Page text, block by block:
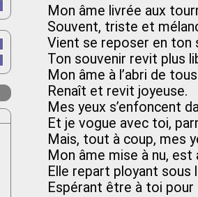
Mon âme livrée aux
Souvent, triste et
Vient se reposer en ton
Ton souvenir revit plus
Mon âme à l’abri de
Renaît et revit joyeuse.
Mes yeux s’enfoncent
Et je vogue avec toi,
Mais, tout à coup, mes
Mon âme mise à nu,
Elle repart ployant sous
Espérant être à toi